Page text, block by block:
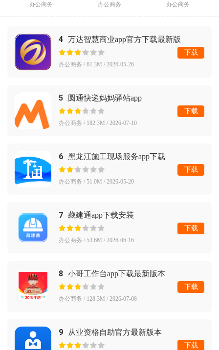
办公商务 办公商务 办公商务
4 万达智慧商业app官方下载最新版
办公商务 / 61.3M / 2026-05-26
下载
5 圆通快递妈妈驿站app
办公商务 / 182.3M / 2026-07-10
下载
6 黑龙江施工现场服务app下载
办公商务 / 51.0M / 2026-05-20
下载
7 藏建通app下载安装
办公商务 / 53.6M / 2026-06-16
下载
8 小哥工作台app下载最新版本
办公商务 / 128.3M / 2026-07-08
下载
9 从业资格自助官方最新版本
下载